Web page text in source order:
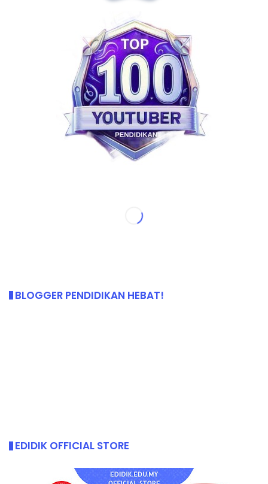
BLOGGER PENDIDIKAN HEBAT!
EDIDIK OFFICIAL STORE